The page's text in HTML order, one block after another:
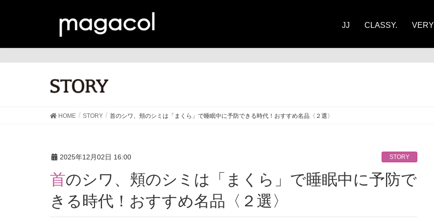
JJ CLASSY. VERY
HOME STORY 首のシワ、頬のシミは「まくら」で睡眠中に予防できる時代！おすすめ名品〈２選〉
2025年12月02日 16:00 STORY
首のシワ、頬のシミは「まくら」で睡眠中に予防で
きる時代！おすすめ名品〈２選〉